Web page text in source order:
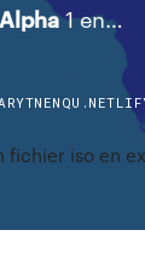
Alpha1 en…
fichier iso en